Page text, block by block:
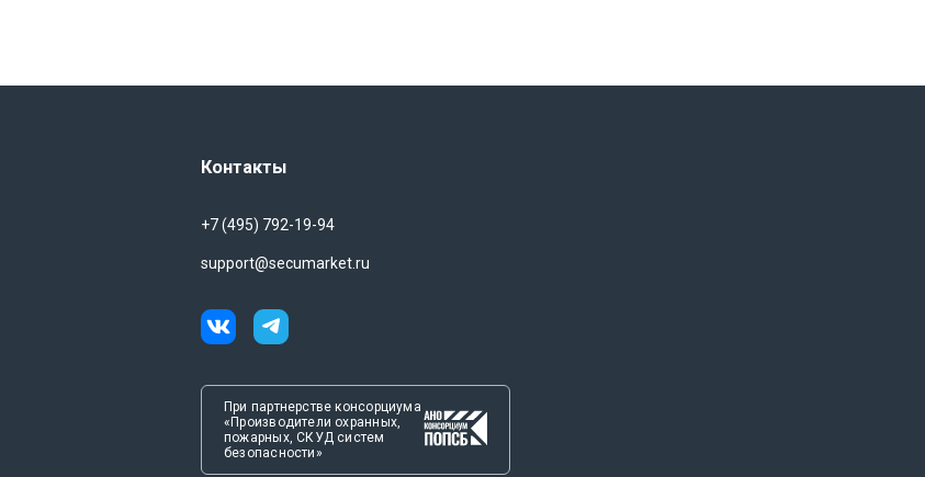
Контакты
+7 (495) 792-19-94
support@secumarket.ru
При партнерстве консорциума
«Производители охранных,
пожарных, СКУД систем
безопасности»